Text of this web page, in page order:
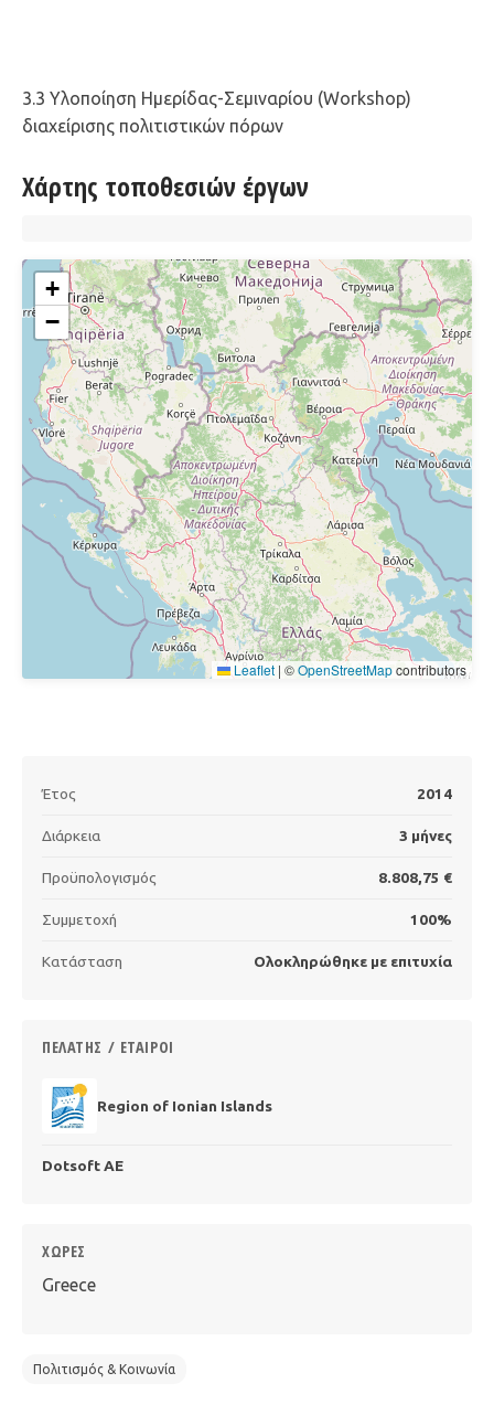
3.3 Υλοποίηση Ημερίδας-Σεμιναρίου (Workshop)
διαχείρισης πολιτιστικών πόρων
Χάρτης τοποθεσιών έργων
+
−
Leaflet | ©OpenStreetMapcontributors
Έτος 2014
Διάρκεια 3 μήνες
Προϋπολογισμός 8.808,75 €
Συμμετοχή 100%
Κατάσταση Ολοκληρώθηκε με επιτυχία
ΠΕΛΆΤΗΣ / ΕΤΑΊΡΟΙ
Region of Ionian Islands
Dotsoft ΑΕ
ΧΏΡΕΣ
Greece
Πολιτισμός & Κοινωνία